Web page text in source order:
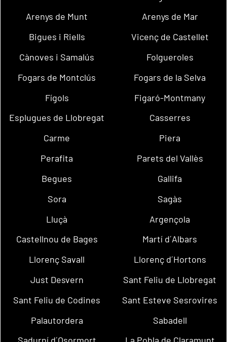
Arenys de Munt
Arenys de Mar
Bigues i Riells
Vicenç de Castellet
Cànoves i Samalús
Folgueroles
Fogars de Montclús
Fogars de la Selva
Fígols
Figaró-Montmany
Esplugues de Llobregat
Casserres
Carme
Piera
Perafita
Parets del Vallès
Begues
Gallifa
Sora
Sagàs
Lluçà
Argençola
Castellnou de Bages
Martí d´Albars
Llorenç Savall
Llorenç d´Hortons
Just Desvern
Sant Feliu de Llobregat
Sant Feliu de Codines
Sant Esteve Sesrovires
Palautordera
Sabadell